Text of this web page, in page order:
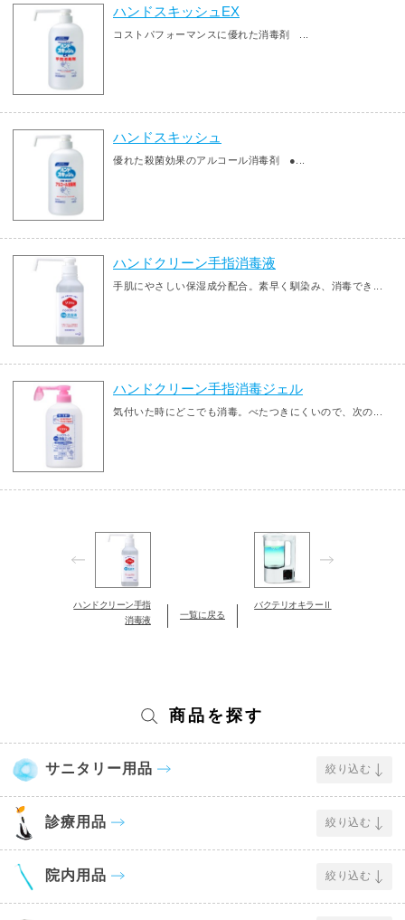
ハンドスキッシュEX
コストパフォーマンスに優れた消毒剤 ...
ハンドスキッシュ
優れた殺菌効果のアルコール消毒剤 ●...
ハンドクリーン手指消毒液
手肌にやさしい保湿成分配合。素早く馴染み、消毒でき...
ハンドクリーン手指消毒ジェル
気付いた時にどこでも消毒。べたつきにくいので、次の...
ハンドクリーン手指
消毒液
一覧に戻る
バクテリオキラーⅡ
商品を探す
サニタリー用品 絞り込む
診療用品 絞り込む
院内用品 絞り込む